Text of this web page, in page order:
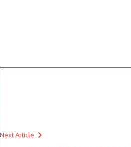
Next Article